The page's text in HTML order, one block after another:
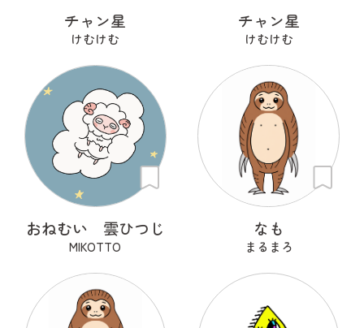
チャン星
けむけむ
チャン星
けむけむ
おねむい 雲ひつじ
MIKOTTO
なも
まるまろ